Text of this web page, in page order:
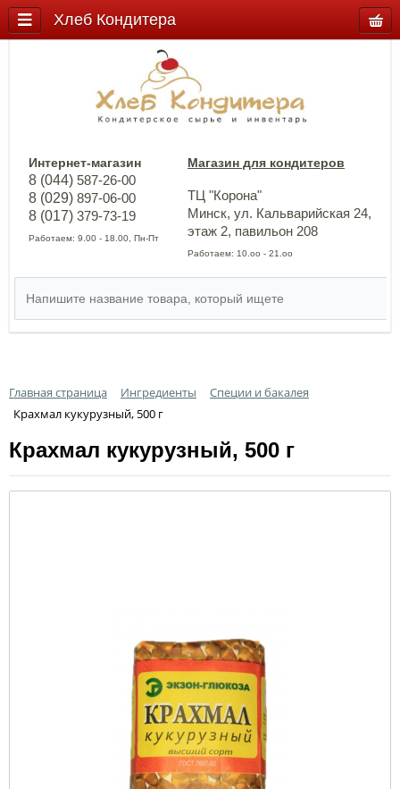
Интернет-магазин
8 (044) 587-26-00
8 (029) 897-06-00
8 (017) 379-73-19
Работаем: 9.00 - 18.00, Пн-Пт
Магазин для кондитеров
ТЦ "Корона"
Минск, ул. Кальварийская 24,
этаж 2, павильон 208
Работаем: 10.оо - 21.оо
Главная страница Ингредиенты
Специи и бакалея
Крахмал кукурузный, 500 г
Крахмал кукурузный, 500 г
Хлеб Кондитера